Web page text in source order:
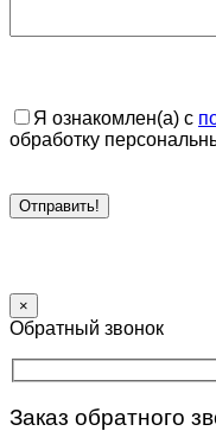
Я ознакомлен(а) с
обработку
×
Обратный звонок
Заказ обратного